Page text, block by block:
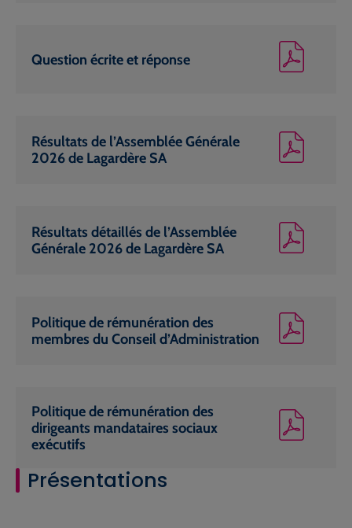
Question écrite et réponse
Résultats de l’Assemblée Générale
2026 de Lagardère SA
Résultats détaillés de l’Assemblée
Générale 2026 de Lagardère SA
Politique de rémunération des
membres du Conseil d’Administration
Politique de rémunération des
dirigeants mandataires sociaux
exécutifs
Présentations